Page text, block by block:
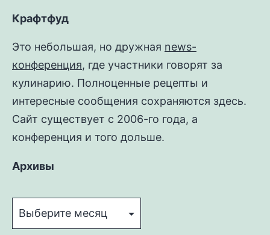
Крафтфуд
Это небольшая, но дружная news-
конференция, где участники говорят за
кулинарию. Полноценные рецепты и
интересные сообщения сохраняются здесь.
Сайт существует с 2006-го года, а
конференция и того дольше.
Архивы